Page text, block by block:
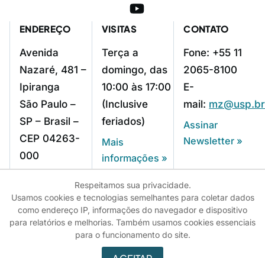
ENDEREÇO
Avenida
Nazaré, 481 –
Ipiranga
São Paulo –
SP – Brasil –
CEP 04263-
000
VISITAS
Terça a
domingo, das
10:00 às 17:00
(Inclusive
feriados)
Mais
informações »
CONTATO
Fone: +55 11
2065-8100
E-
mail: mz@usp.br
Assinar
Newsletter »
© 2025 - USP - Universidade de São Paulo
Editais Fale Conosco
Respeitamos sua privacidade.
Usamos cookies e tecnologias semelhantes para coletar dados
como endereço IP, informações do navegador e dispositivo
para relatórios e melhorias. Também usamos cookies essenciais
para o funcionamento do site.